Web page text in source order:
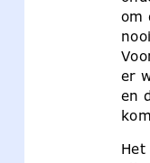
om
er
en